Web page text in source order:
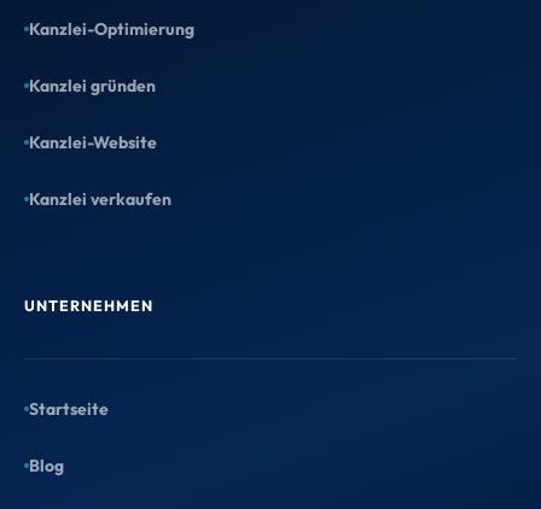
Kostenloser Website-Entwurf
Wir gestalten einen echten Entwurf für
Kanzlei-Optimierung
Kanzlei gründen
Kanzlei-Website
Kanzlei verkaufen
UNTERNEHMEN
Startseite
Blog